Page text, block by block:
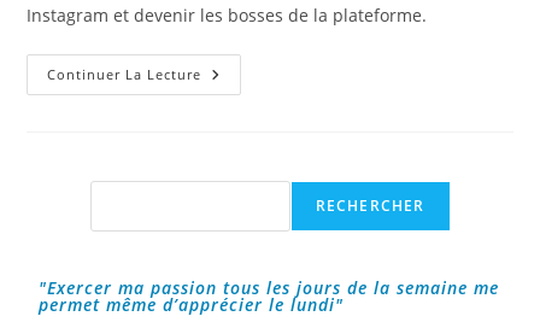
Instagram et devenir les bosses de la plateforme.
Continuer La Lecture Réussir
Sur
RECHERCHER
"Exercer ma passion tous les jours de la semaine me
permet même d’apprécier le lundi"